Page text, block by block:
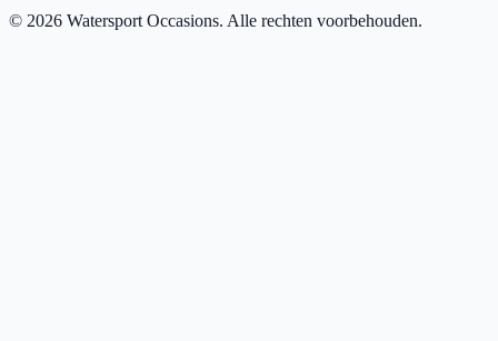
© 2026 Watersport Occasions. Alle rechten voorbehouden.